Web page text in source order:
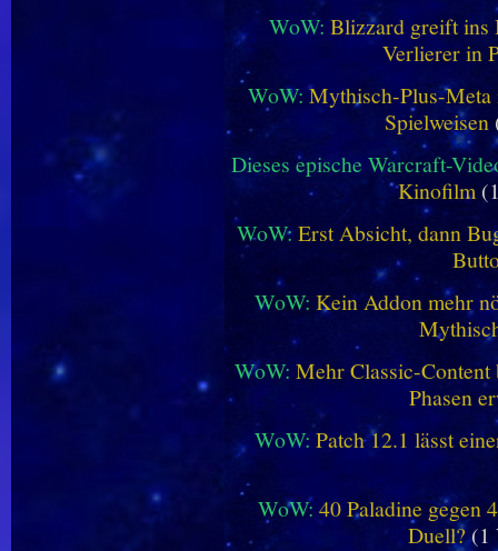
WoW: Blizzard greift ins
Verlierer in
WoW: Mythisch-Plus-Meta
Spielweisen
Dieses epische Warcraft-
Kinofilm
WoW:Erst Absicht, dann
WoW: Kein Addon mehr
WoW: Mehr Classic-
Phasen
WoW: Patch 12.1 lässt
WoW:40 Paladine gegen
Duell?(1